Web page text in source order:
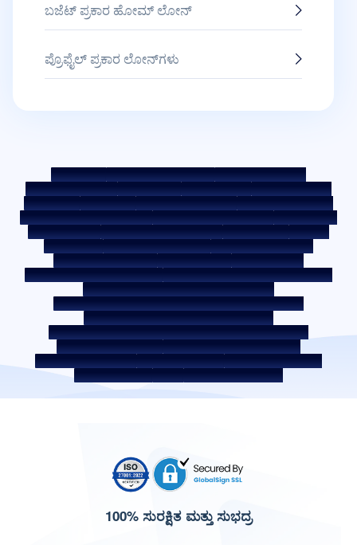
ಬಜೆಟ್ ಪ್ರಕಾರ ಹೋಮ್ ಲೋನ್
ಪ್ರೊಫೈಲ್ ಪ್ರಕಾರ ಲೋನ್‌ಗಳು
ಸೈಟ್ ಮ್ಯಾಪ್ ನ್ಯಾಯೋಚಿತ ಅಭ್ಯಾಸ ಸಂಹಿತೆ
ಬೆಂಚ್‌ಮಾರ್ಕ್ ದರಗಳು
KYC ಮಾರ್ಗಸೂಚಿಗಳು
ಡೌನ್ಲೋಡ್‌ಗಳು ಸೇಲ್ ನೋಟೀಸ್
ಹರಾಜು ಪೋರ್ಟಲ್
ಕುಕೀ ಪಾಲಿಸಿ
ಗೌಪ್ಯತಾ ನೀತಿ ನಿಯಮ ಮತ್ತು ಷರತ್ತುಗಳು
ವಿಶಲ್ ಬ್ಲೋವರ್ ಪಾಲಿಸಿ
ಕುಂದುಕೊರತೆಯನ್ನು ಪೋಸ್ಟ್ ಮಾಡಿ
ಕುಂದುಕೊರತೆ ಪರಿಹಾರ ಪಾಲಿಸಿ
ಪರಿಸರ ಪಾಲಿಸಿ
ಗುಣಮಟ್ಟ ಪಾಲಿಸಿ
ಸೋಶಿಯಲ್ ಮೀಡಿಯಾ ಪಾಲಿಸಿ ಹಕ್ಕು ನಿರಾಕರಣೆ
ಬಡ್ಡಿ ದರ
ಬಡ್ಡಿ ದರ ನೀತಿ
ಫೀಸ್ ಮತ್ತು ಇತರ ಶುಲ್ಕಗಳು
ಅಗತ್ಯವಿರುವ ಡಾಕ್ಯುಮೆಂಟ್
ಮುಂಗಡ ಪಾವತಿ ಶುಲ್ಕಗಳು
ROI ಸ್ವಿಚ್ ಪಾಲಿಸಿ
ಸಹ-ಸಾಲ ಪಾಲಿಸಿ
ಸಹ-ಸಾಲ ನೀಡುವ ಪಾಲುದಾರಿಕೆಗಳು
ಸಾಲಗಾರರ ಶಿಕ್ಷಣ - SMA/ NPA ವರ್ಗೀಕರಣ
ಸಾಲಗಾರರ ಜಾಗೃತಿ -ಆರ್‌ಬಿಐ ಒಂಬುಡ್ಸ್‌ಮನ್ ಸ್ಕೀಮ್
ಸಾಲಗಾರರ ಜಾಗೃತಿ - ಆಸ್ತಿ ಡಾಕ್ಯುಮೆಂಟ್‌ಗಳನ್ನು ಹಸ್ತಾಂತರಿಸುವ ಪ್ರಕ್ರಿಯೆ
ಕಾರ್ಪೊರೇಟ್ ಆಡಳಿತದ ಆಂತರಿಕ ಮಾರ್ಗಸೂಚಿಗಳು
SARFAESI ಕಾಯ್ದೆ 2002 ರ ಅಡಿಯಲ್ಲಿ ಹೊಂದಿರುವ ಸುರಕ್ಷಿತ ಸ್ವತ್ತುಗಳು
ಸ್ಥಗಿತ ಸೇವಾ ಪೂರೈಕೆದಾರರು
ಡಿಜಿಟಲ್ ಸೋರ್ಸಿಂಗ್ ಪಾಲುದಾರರು
ಲಿಕ್ವಿಡಿಟಿ ರಿಸ್ಕ್ ಬಗ್ಗೆ ಪ್ರಕಟಣೆ
ಡಿಜಿಟಲ್ ಸರ್ವಿಸ್‌ಗಳು
ಸಿಕೆವೈಸಿ ಜಾಗೃತಿ ವಿಡಿಯೋ
CKYC ಜಾಗೃತಿ ಚಿತ್ರ
CSR ಭಾರತದಲ್ಲಿ ವಸತಿ ಸ್ಥಳಗಳು
100% ಸುರಕ್ಷಿತ ಮತ್ತು ಸುಭದ್ರ